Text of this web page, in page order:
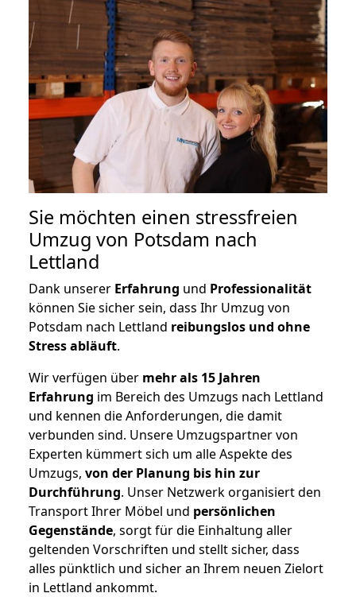
Sie möchten einen stressfreien
Umzug von Potsdam nach
Lettland
Dank unserer Erfahrung und Professionalität
können Sie sicher sein, dass Ihr Umzug von
Potsdam nach Lettland reibungslos und ohne
Stress abläuft.
Wir verfügen über mehr als 15 Jahren
Erfahrung im Bereich des Umzugs nach Lettland
und kennen die Anforderungen, die damit
verbunden sind. Unsere Umzugspartner von
Experten kümmert sich um alle Aspekte des
Umzugs, von der Planung bis hin zur
Durchführung. Unser Netzwerk organisiert den
Transport Ihrer Möbel und persönlichen
Gegenstände, sorgt für die Einhaltung aller
geltenden Vorschriften und stellt sicher, dass
alles pünktlich und sicher an Ihrem neuen Zielort
in Lettland ankommt.